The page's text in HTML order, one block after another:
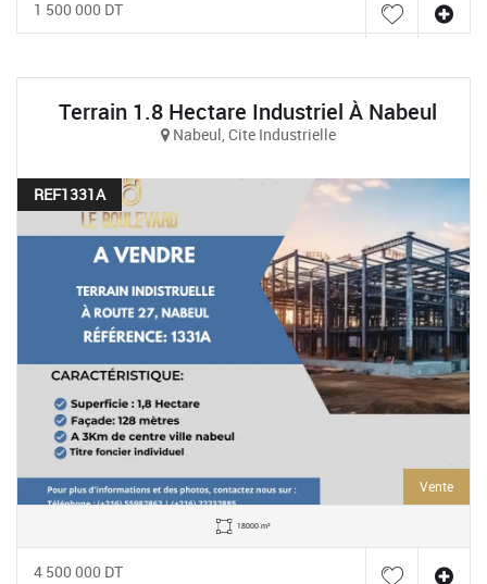
1 500 000 DT
Terrain 1.8 Hectare Industriel À Nabeul
Nabeul, Cite Industrielle
REF1331A
Vente
18000 m²
4 500 000 DT